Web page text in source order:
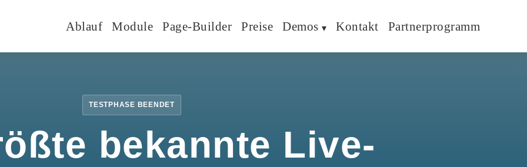
Ablauf Module Page-Builder Preise Demos Kontakt Partnerprogramm
TESTPHASE BEENDET
bekannte Live-